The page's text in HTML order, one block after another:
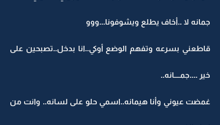
جمانه لا ..أخاف يطلع ويشوفونا...ووو
قاطعني بسرعه وتفهم الوضع أوكي..انا بدخل..تصبحين على
خير ....جمــــانه..
غمضت عيوني وأنا هيمانه..اسمي حلو على لسانه.. وانت من